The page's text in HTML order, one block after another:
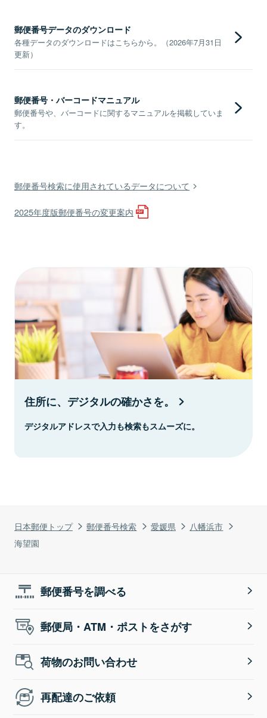
日本郵便トップ 郵便番号検索 愛媛県
八幡浜市
海望園
郵便番号データのダウンロード
各種データのダウンロードはこちらから。（2026年7月31日
更新）
郵便番号・バーコードマニュアル
郵便番号や、バーコードに関するマニュアルを掲載していま
す。
郵便番号検索に使用されているデータについて
2025年度版郵便番号の変更案内
住所に、デジタルの確かさを。
デジタルアドレスで入力も検索もスムーズに。
郵便番号を調べる
郵便局・ATM・ポストをさがす
荷物のお問い合わせ
再配達のご依頼